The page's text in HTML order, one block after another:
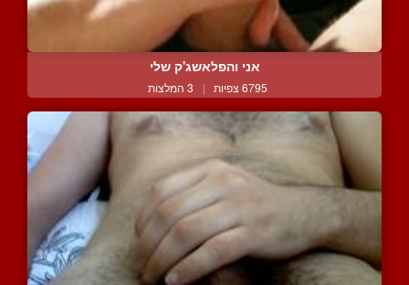
אני והפלאשג'ק שלי
6795 צפיות | 3 המלצות